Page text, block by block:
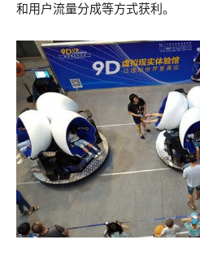
和用户流量分成等方式获利。